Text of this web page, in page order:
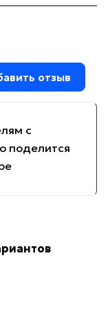
с
поделится
отзыв